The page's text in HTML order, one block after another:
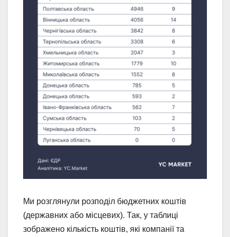
Ми розглянули розподіл бюджетних коштів
(державних або місцевих). Так, у таблиці
зображено кількість коштів, які компанії та